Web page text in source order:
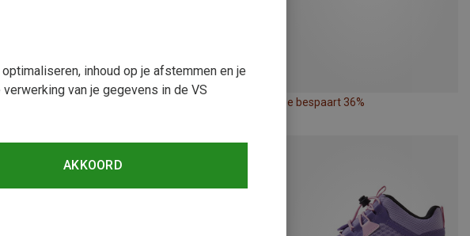
Je bespaart 36%
inhoud op je afstemmen en je
van je gegevens in de VS
AKKOORD